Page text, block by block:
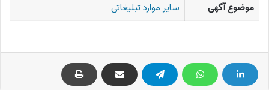
موضوع آگهی
سایر موارد تبلیغاتی